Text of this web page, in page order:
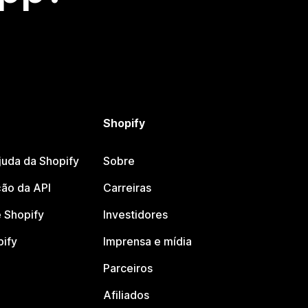
da Shopify
da API
Shopify
Shopify
Sobre
Carreiras
Investidores
Imprensa e mídia
Parceiros
Afiliados